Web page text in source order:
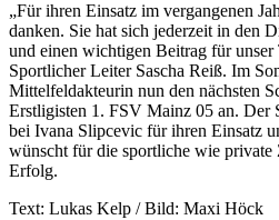
„Für ihren Einsatz im vergangenen
danken. Sie hat sich jederzeit in den
und einen wichtigen Beitrag für unser
Sportlicher Leiter Sascha Reiß. Im
Mittelfeldakteurin nun den nächsten
Erstligisten 1. FSV Mainz 05 an. Der
bei Ivana Slipcevic für ihren Einsatz
wünscht für die sportliche wie
Erfolg.
Text: Lukas Kelp / Bild: Maxi Höck